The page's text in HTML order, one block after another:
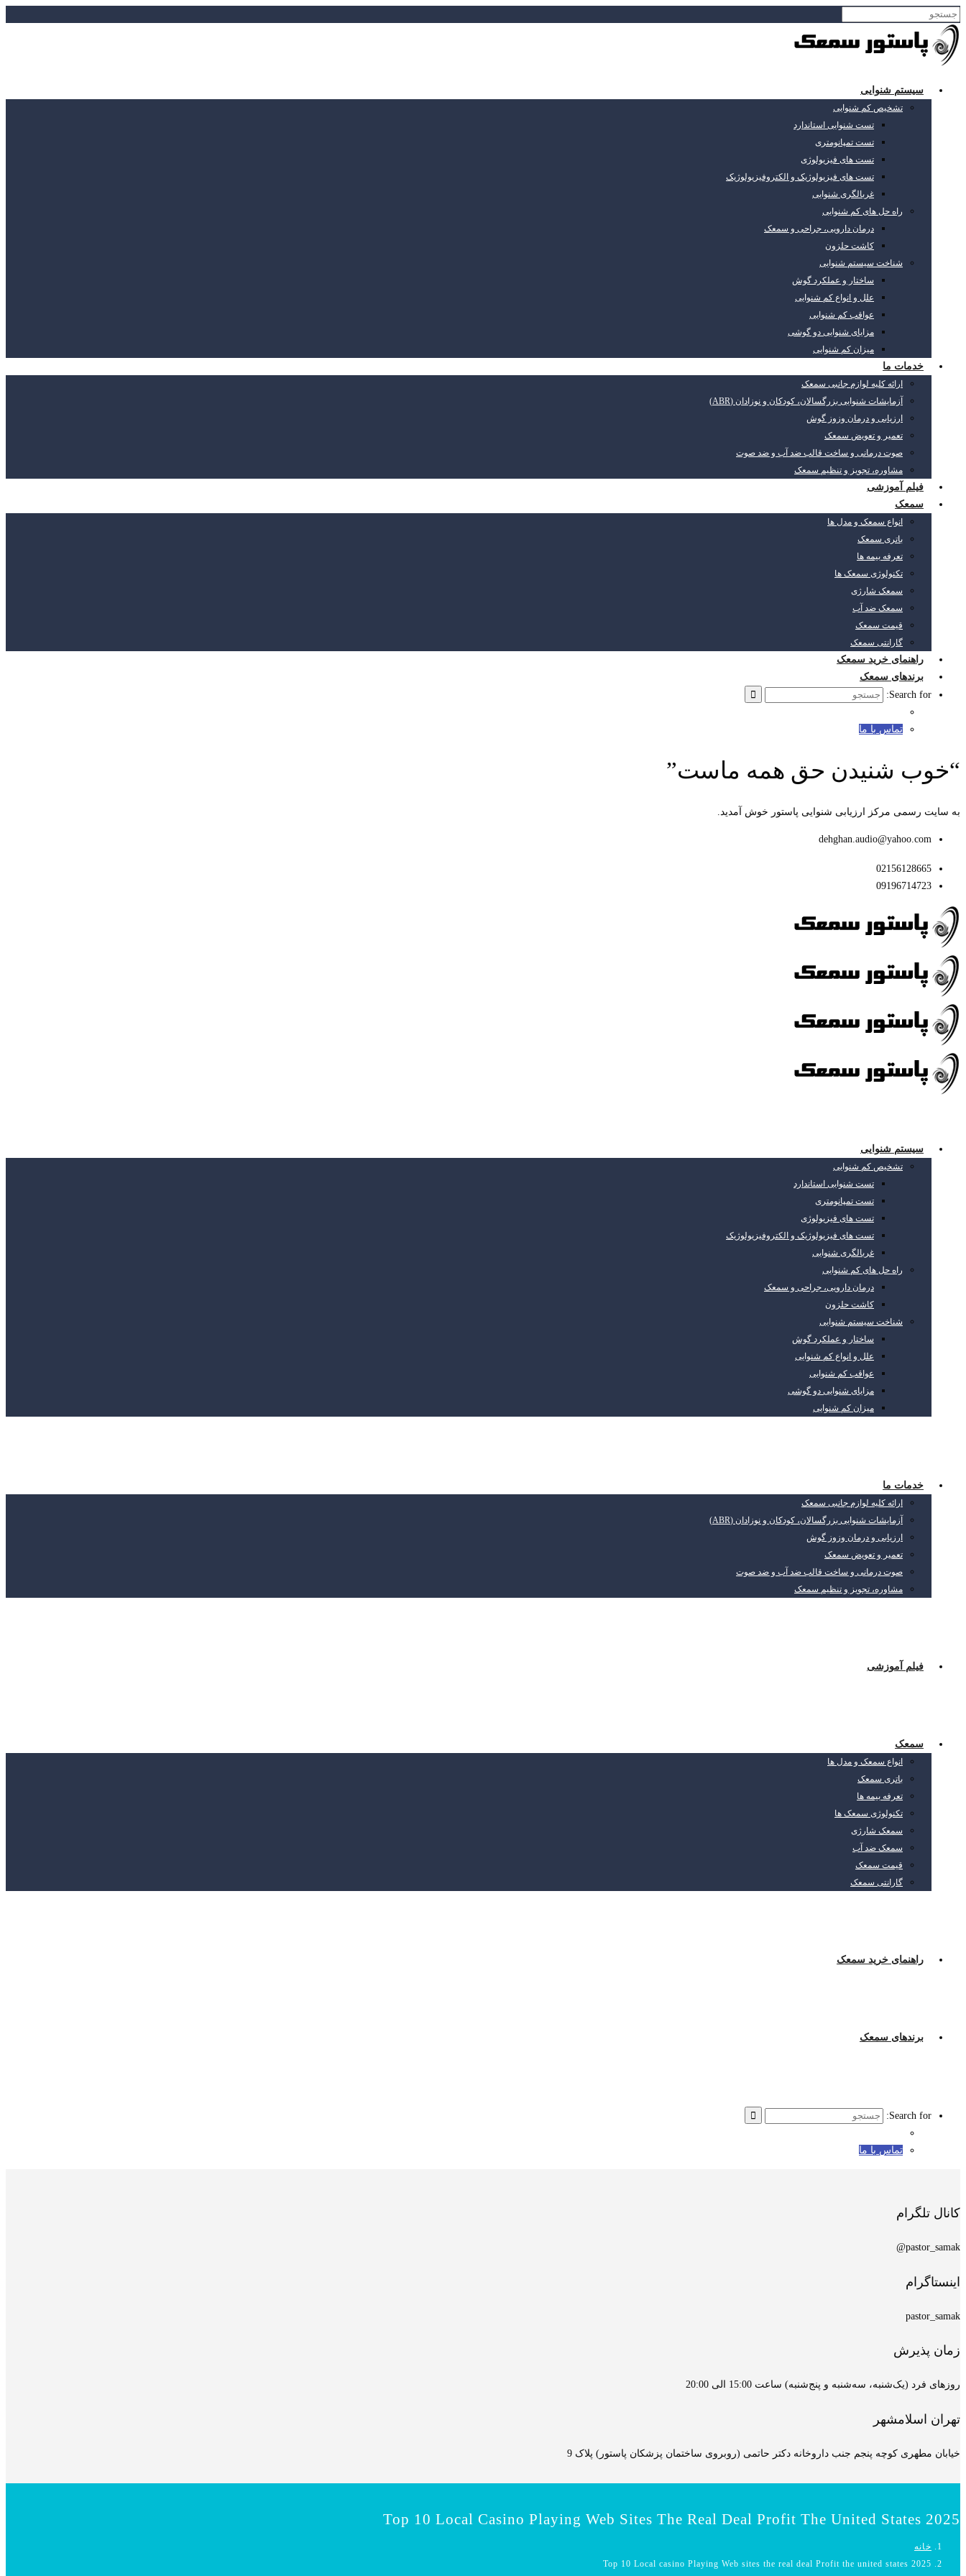
سیستم شنوایی
تشخیص کم شنوایی
تست شنوایی استاندارد
تست تمپانومتری
تست های فیزیولوژی
تست های فیزیولوژیک و الکتروفیزیولوژیک
غربالگری شنوایی
راه حل های کم شنوایی
درمان دارویی، جراحی و سمعک
کاشت حلزون
شناخت سیستم شنوایی
ساختار و عملکرد گوش
علل و انواع کم شنوایی
عواقب کم شنوایی
مزایای شنوایی دو گوشی
میزان کم شنوایی
خدمات ما
ارائه کلیه لوازم جانبی سمعک
آزمایشات شنوایی بزرگسالان، کودکان و نوزادان (ABR)
ارزیابی و درمان وزوز گوش
تعمیر و تعویض سمعک
صوت درمانی و ساخت قالب ضد آب و ضد صوت
مشاوره، تجویز و تنظیم سمعک
فیلم آموزشی
سمعک
انواع سمعک و مدل ها
باتری سمعک
تعرفه بیمه ها
تکنولوژی سمعک ها
سمعک شارژی
سمعک ضد آب
قیمت سمعک
گارانتی سمعک
راهنمای خرید سمعک
برندهای سمعک
Search for:
تماس با ما
“خوب شنیدن حق همه ماست”
به سایت رسمی مرکز ارزیابی شنوایی پاستور خوش آمدید.
dehghan.audio@yahoo.com
02156128665
09196714723
سیستم شنوایی
تشخیص کم شنوایی
تست شنوایی استاندارد
تست تمپانومتری
تست های فیزیولوژی
تست های فیزیولوژیک و الکتروفیزیولوژیک
غربالگری شنوایی
راه حل های کم شنوایی
درمان دارویی، جراحی و سمعک
کاشت حلزون
شناخت سیستم شنوایی
ساختار و عملکرد گوش
علل و انواع کم شنوایی
عواقب کم شنوایی
مزایای شنوایی دو گوشی
میزان کم شنوایی
خدمات ما
ارائه کلیه لوازم جانبی سمعک
آزمایشات شنوایی بزرگسالان، کودکان و نوزادان (ABR)
ارزیابی و درمان وزوز گوش
تعمیر و تعویض سمعک
صوت درمانی و ساخت قالب ضد آب و ضد صوت
مشاوره، تجویز و تنظیم سمعک
فیلم آموزشی
سمعک
انواع سمعک و مدل ها
باتری سمعک
تعرفه بیمه ها
تکنولوژی سمعک ها
سمعک شارژی
سمعک ضد آب
قیمت سمعک
گارانتی سمعک
راهنمای خرید سمعک
برندهای سمعک
Search for:
تماس با ما
کانال تلگرام
pastor_samak@
اینستاگرام
pastor_samak
زمان پذیرش
روزهای فرد (یک‌شنبه، سه‌شنبه و پنج‌شنبه) ساعت 15:00 الی 20:00
تهران اسلامشهر
خیابان مطهری کوچه پنجم جنب داروخانه دکتر حاتمی (روبروی ساختمان پزشکان پاستور) پلاک 9
Top 10 Local Casino Playing Web Sites The Real Deal Profit The United States 2025
خانه
Top 10 Local casino Playing Web sites the real deal Profit the united states 2025